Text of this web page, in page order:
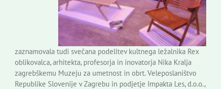
Koristne informacije
zaznamovala tudi svečana podelitev kultnega ležalnika Rex
oblikovalca, arhitekta, profesorja in inovatorja Nika Kralja
zagrebškemu Muzeju za umetnost in obrt. Veleposlaništvo
Republike Slovenije v Zagrebu in podjetje Impakta Les, d.o.o.,